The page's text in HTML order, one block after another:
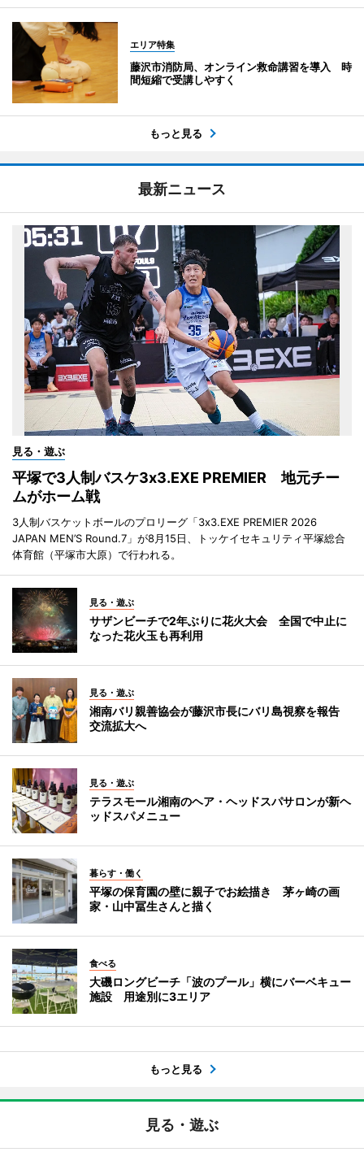
エリア特集
藤沢市消防局、オンライン救命講習を導入 時
間短縮で受講しやすく
もっと見る
最新ニュース
見る・遊ぶ
平塚で3人制バスケ3x3.EXE PREMIER 地元チー
ムがホーム戦
3人制バスケットボールのプロリーグ「3x3.EXE PREMIER 2026
JAPAN MEN’S Round.7」が8月15日、トッケイセキュリティ平塚総合
体育館（平塚市大原）で行われる。
見る・遊ぶ
サザンビーチで2年ぶりに花火大会 全国で中止に
なった花火玉も再利用
見る・遊ぶ
湘南バリ親善協会が藤沢市長にバリ島視察を報告
交流拡大へ
見る・遊ぶ
テラスモール湘南のヘア・ヘッドスパサロンが新ヘ
ッドスパメニュー
暮らす・働く
平塚の保育園の壁に親子でお絵描き 茅ヶ崎の画
家・山中冨生さんと描く
食べる
大磯ロングビーチ「波のプール」横にバーベキュー
施設 用途別に3エリア
もっと見る
見る・遊ぶ